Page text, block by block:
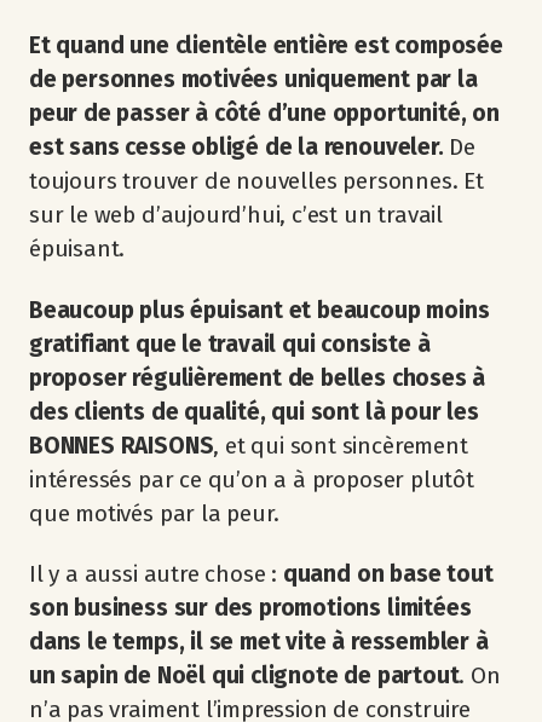
Et quand une clientèle entière est composée
de personnes motivées uniquement par la
peur de passer à côté d’une opportunité, on
est sans cesse obligé de la renouveler. De
toujours trouver de nouvelles personnes. Et
sur le web d’aujourd’hui, c’est un travail
épuisant.
Beaucoup plus épuisant et beaucoup moins
gratifiant que le travail qui consiste à
proposer régulièrement de belles choses à
des clients de qualité, qui sont là pour les
BONNES RAISONS, et qui sont sincèrement
intéressés par ce qu’on a à proposer plutôt
que motivés par la peur.
Il y a aussi autre chose : quand on base tout
son business sur des promotions limitées
dans le temps, il se met vite à ressembler à
un sapin de Noël qui clignote de partout. On
n’a pas vraiment l’impression de construire